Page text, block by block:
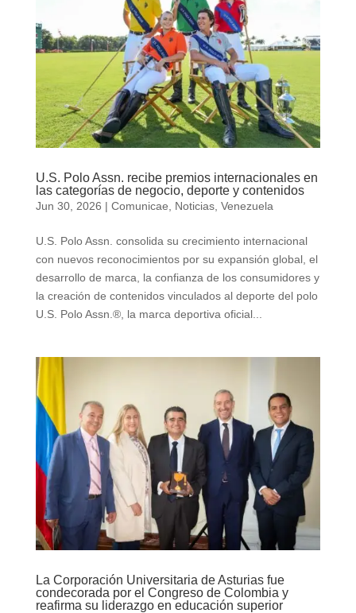
U.S. Polo Assn. recibe premios internacionales en
las categorías de negocio, deporte y contenidos
Jun 30, 2026 | Comunicae, Noticias, Venezuela
U.S. Polo Assn. consolida su crecimiento internacional
con nuevos reconocimientos por su expansión global, el
desarrollo de marca, la confianza de los consumidores y
la creación de contenidos vinculados al deporte del polo
U.S. Polo Assn.®, la marca deportiva oficial...
La Corporación Universitaria de Asturias fue
condecorada por el Congreso de Colombia y
reafirma su liderazgo en educación superior